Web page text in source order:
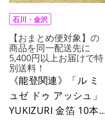
石川・金沢
【おまとめ便対象】の
商品を同一配送先に
5,400円以上お届けで特
別送料！
《能登関連》「ル ミ
ュゼ ドゥ アッシュ」
YUKIZURI 金箔 10本